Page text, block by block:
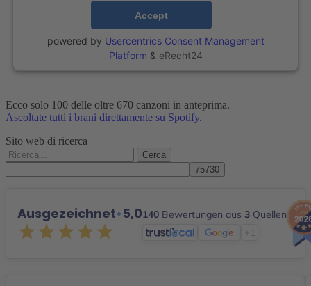
Accept
powered by Usercentrics Consent Management
Platform & eRecht24
Ecco solo 100 delle oltre 670 canzoni in anteprima.
Ascoltate tutti i brani direttamente su Spotify.
Sito web di ricerca
Cerca:
Ausgezeichnet•5,0140 Bewertungen aus 3 Quellen
+1